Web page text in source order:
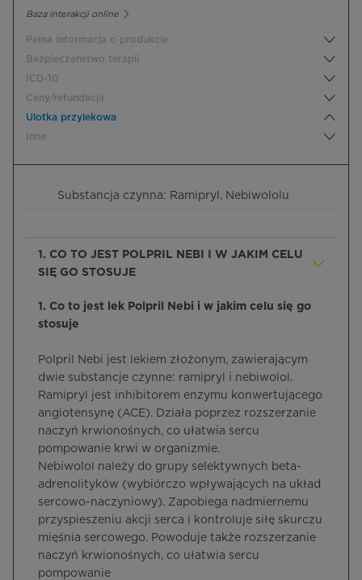
Baza interakcji online
Pełna informacja o produkcie
Bezpieczeństwo terapii
ICD-10
Ceny/refundacja
Ulotka przylekowa
Inne
Substancja czynna: Ramipryl, Nebiwololu
1. CO TO JEST POLPRIL NEBI I W JAKIM CELU
SIĘ GO STOSUJE
1. Co to jest lek Polpril Nebi i w jakim celu się go
stosuje
Polpril Nebi jest lekiem złożonym, zawierającym
dwie substancje czynne: ramipryl i nebiwolol.
Ramipryl jest inhibitorem enzymu konwertującego
angiotensynę (ACE). Działa poprzez rozszerzanie
naczyń krwionośnych, co ułatwia sercu
pompowanie krwi w organizmie.
Nebiwolol należy do grupy selektywnych beta-
adrenolityków (wybiórczo wpływających na układ
sercowo-naczyniowy). Zapobiega nadmiernemu
przyspieszeniu akcji serca i kontroluje siłę skurczu
mięśnia sercowego. Powoduje także rozszerzanie
naczyń krwionośnych, co ułatwia sercu
pompowanie